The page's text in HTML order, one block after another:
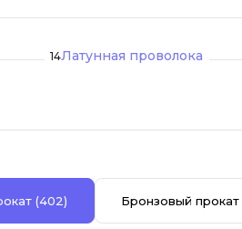
14Латунная проволока
(402) Бронзовый прокат